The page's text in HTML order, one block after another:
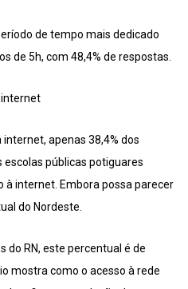
de tempo mais dedicado
de 5h, com 48,4% de respostas.
apenas 38,4% dos
escolas públicas potiguares
à internet. Embora possa parecer
do Nordeste.
do RN, este percentual é de
mostra como o acesso à rede